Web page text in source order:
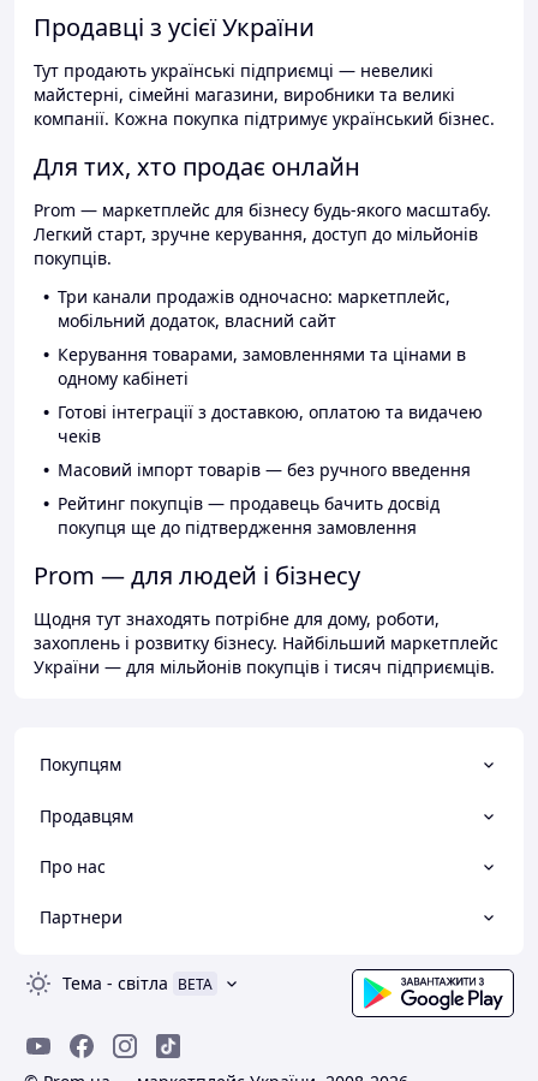
Продавці з усієї України
Тут продають українські підприємці — невеликі
майстерні, сімейні магазини, виробники та великі
компанії. Кожна покупка підтримує український бізнес.
Для тих, хто продає онлайн
Prom — маркетплейс для бізнесу будь-якого масштабу.
Легкий старт, зручне керування, доступ до мільйонів
покупців.
Три канали продажів одночасно: маркетплейс,
мобільний додаток, власний сайт
Керування товарами, замовленнями та цінами в
одному кабінеті
Готові інтеграції з доставкою, оплатою та видачею
чеків
Масовий імпорт товарів — без ручного введення
Рейтинг покупців — продавець бачить досвід
покупця ще до підтвердження замовлення
Prom — для людей і бізнесу
Щодня тут знаходять потрібне для дому, роботи,
захоплень і розвитку бізнесу. Найбільший маркетплейс
України — для мільйонів покупців і тисяч підприємців.
Покупцям
Продавцям
Про нас
Партнери
Тема - світла BETA